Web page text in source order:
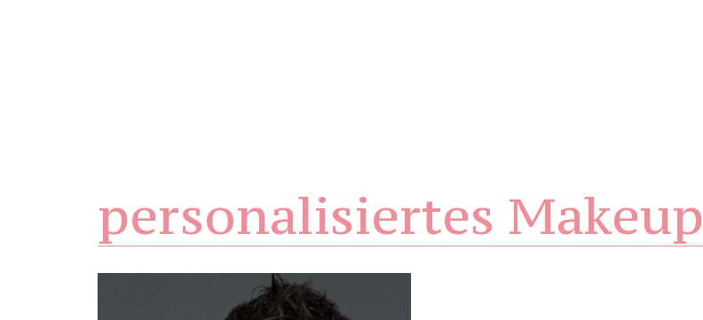
personalisiertes Makeup